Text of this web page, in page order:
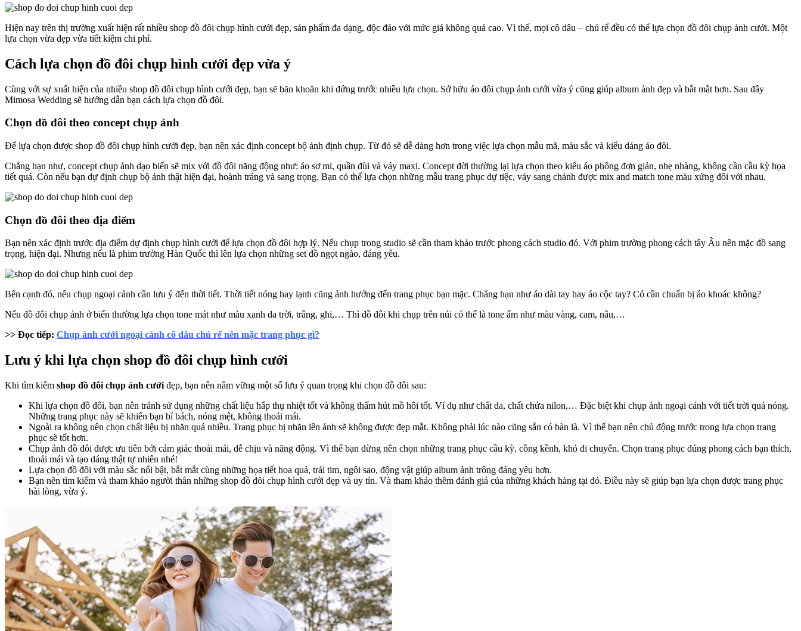
Hiện nay trên thị trường xuất hiện rất nhiều shop đồ đôi chụp hình cưới đẹp, sản phẩm đa dạng, độc đáo với mức giá không quá cao. Vì thế, mọi cô dâu – chú rể đều có thể lựa chọn đồ đôi chụp ảnh cưới. Một
lựa chọn vừa đẹp vừa tiết kiệm chi phí.
Cách lựa chọn đồ đôi chụp hình cưới đẹp vừa ý
Cùng với sự xuất hiện của nhiều shop đồ đôi chụp hình cưới đẹp, bạn sẽ băn khoăn khi đứng trước nhiều lựa chọn. Sở hữu áo đôi chụp ảnh cưới vừa ý cũng giúp album ảnh đẹp và bắt mắt hơn. Sau đây
Mimosa Wedding sẽ hướng dẫn bạn cách lựa chọn đồ đôi.
Chọn đồ đôi theo concept chụp ảnh
Để lựa chọn được shop đồ đôi chụp hình cưới đẹp, bạn nên xác định concept bộ ảnh định chụp. Từ đó sẽ dễ dàng hơn trong việc lựa chọn mẫu mã, màu sắc và kiểu dáng áo đôi.
Chẳng hạn như, concept chụp ảnh dạo biển sẽ mix với đồ đôi năng động như: áo sơ mi, quần đùi và váy maxi. Concept đời thường lại lựa chọn theo kiểu áo phông đơn giản, nhẹ nhàng, không cần cầu kỳ họa
tiết quá. Còn nếu bạn dự định chụp bộ ảnh thật hiện đại, hoành tráng và sang trọng. Bạn có thể lựa chọn những mẫu trang phục dự tiệc, váy sang chảnh được mix and match tone màu xứng đôi với nhau.
Chọn đồ đôi theo địa điểm
Bạn nên xác định trước địa điểm dự định chụp hình cưới để lựa chọn đồ đôi hợp lý. Nếu chụp trong studio sẽ cần tham khảo trước phong cách studio đó. Với phim trường phong cách tây Âu nên mặc đồ sang
trọng, hiện đại. Nhưng nếu là phim trường Hàn Quốc thì lên lựa chọn những set đồ ngọt ngào, đáng yêu.
Bên cạnh đó, nếu chụp ngoại cảnh cần lưu ý đến thời tiết. Thời tiết nóng hay lạnh cũng ảnh hưởng đến trang phục bạn mặc. Chẳng hạn như áo dài tay hay áo cộc tay? Có cần chuẩn bị áo khoác không?
Nếu đồ đôi chụp ảnh ở biển thường lựa chọn tone mát như màu xanh da trời, trắng, ghi,… Thì đồ đôi khi chụp trên núi có thể là tone ấm như màu vàng, cam, nâu,…
>> Đọc tiếp: Chụp ảnh cưới ngoại cảnh cô dâu chú rể nên mặc trang phục gì?
Lưu ý khi lựa chọn shop đồ đôi chụp hình cưới
Khi tìm kiếm shop đồ đôi chụp ảnh cưới đẹp, bạn nên nắm vững một số lưu ý quan trọng khi chọn đồ đôi sau:
Khi lựa chọn đồ đôi, bạn nên tránh sử dụng những chất liệu hấp thụ nhiệt tốt và không thấm hút mồ hôi tốt. Ví dụ như chất da, chất chứa nilon,… Đặc biệt khi chụp ảnh ngoại cảnh với tiết trời quá nóng.
Những trang phục này sẽ khiến bạn bí bách, nóng mệt, không thoải mái.
Ngoài ra không nên chọn chất liệu bị nhăn quá nhiều. Trang phục bị nhăn lên ảnh sẽ không được đẹp mắt. Không phải lúc nào cũng sẵn có bàn là. Vì thế bạn nên chủ động trước trong lựa chọn trang
phục sẽ tốt hơn.
Chụp ảnh đồ đôi được ưu tiên bởi cảm giác thoải mái, dễ chịu và năng động. Vì thế bạn đừng nên chọn những trang phục cầu kỳ, cồng kềnh, khó di chuyển. Chọn trang phục đúng phong cách bạn thích,
thoải mái và tạo dáng thật tự nhiên nhé!
Lựa chọn đồ đôi với màu sắc nổi bật, bắt mắt cùng những họa tiết hoa quả, trái tim, ngôi sao, động vật giúp album ảnh trông đáng yêu hơn.
Bạn nên tìm kiếm và tham khảo người thân những shop đồ đôi chụp hình cưới đẹp và uy tín. Và tham khảo thêm đánh giá của những khách hàng tại đó. Điều này sẽ giúp bạn lựa chọn được trang phục
hài lòng, vừa ý.